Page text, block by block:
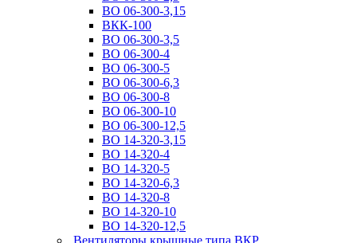
ВО 06-300-3,15
ВКК-100
ВО 06-300-3,5
ВО 06-300-4
ВО 06-300-5
ВО 06-300-6,3
ВО 06-300-8
ВО 06-300-10
ВО 06-300-12,5
ВО 14-320-3,15
ВО 14-320-4
ВО 14-320-5
ВО 14-320-6,3
ВО 14-320-8
ВО 14-320-10
ВО 14-320-12,5
Вентиляторы крышные типа ВКР